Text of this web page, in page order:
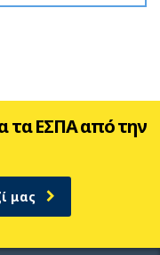
τα ΕΣΠΑ από την
μας